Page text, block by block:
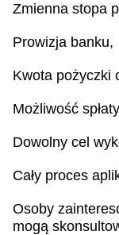
Zmienna stopa
Prowizja banku,
Kwota pożyczki
Możliwość
Dowolny cel
Cały proces
Osoby
mogą